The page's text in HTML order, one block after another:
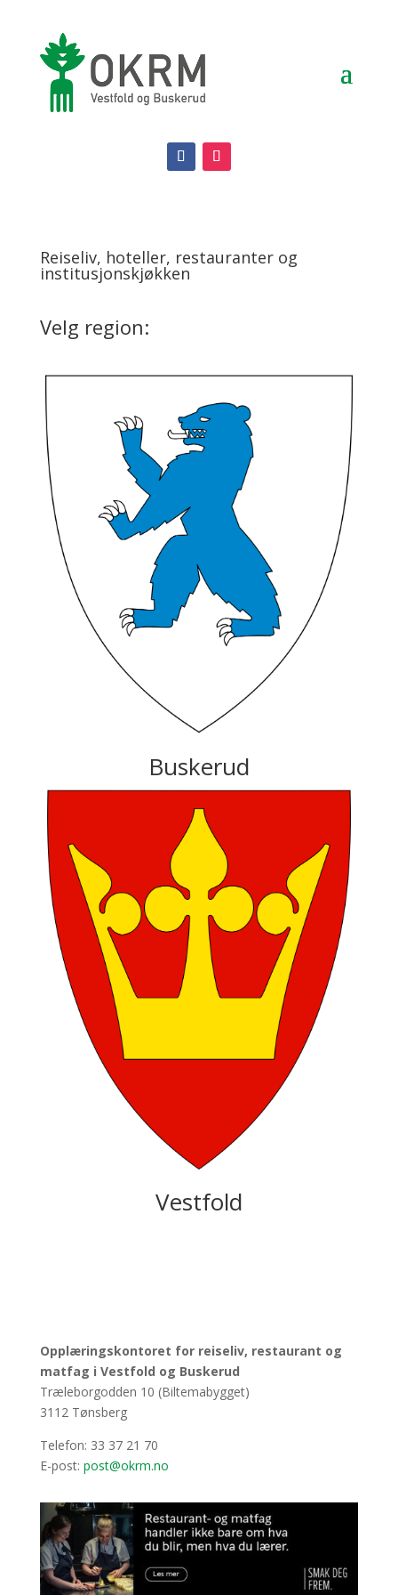
Reiseliv, hoteller, restauranter og
institusjonskjøkken
Velg region:
Buskerud
Vestfold
Opplæringskontoret for reiseliv, restaurant og
matfag i Vestfold og Buskerud
Træleborgodden 10 (Biltemabygget)
3112 Tønsberg
Telefon: 33 37 21 70
E-post: post@okrm.no